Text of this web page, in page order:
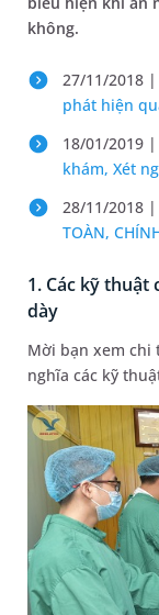
không.
27/11/2018 |
phát hiện
18/01/2019 |
khám, Xét
28/11/2018 |
TOÀN,
1. Các kỹ
dày
Mời bạn xem
nghĩa các kỹ